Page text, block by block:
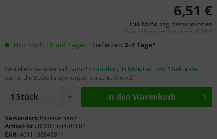
6,51 €
inkl. MwSt. zzgl.Versandkosten
Skonto-Preis bei Vorkasse: 6,38 €
Nur noch 10 auf Lager - Lieferzeit 2-4 Tage*
Bestellen Sie innerhalb von 23 Stunden, 35 Minuten und 0 Sekunden
damit die Bestellung morgen verschickt wird.
In den Warenkorb
Versandart: Paketversand
Artikel-Nr.: 800033-04-02001
EAN:4011138848811